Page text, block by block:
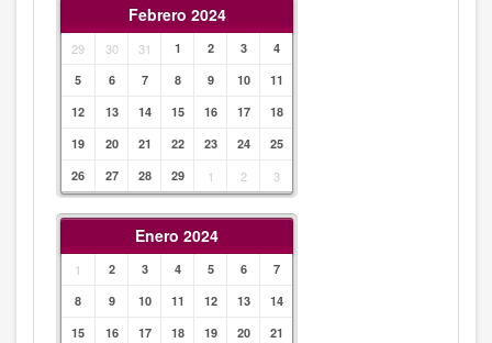
Febrero 2024
29 30 31 1 2 3
4
5
6 7 8 9 10
11
12
13 14 15 16 17
18
19
20 21 22 23 24
25
26
27 28 29 1 2 3
Enero 2024
1 2 3 4 5 6
7
8
9 10 11 12 13
14
15
16 17 18 19 20
21